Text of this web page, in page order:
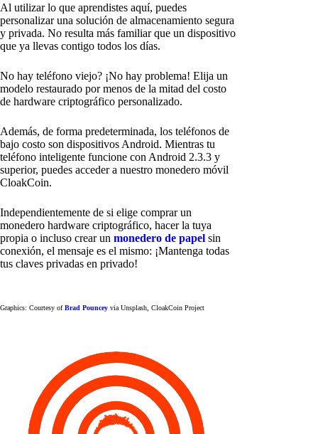
Al utilizar lo que aprendistes aquí, puedes
personalizar una solución de almacenamiento segura
y privada. No resulta más familiar que un dispositivo
que ya llevas contigo todos los días.
No hay teléfono viejo? ¡No hay problema! Elija un
modelo restaurado por menos de la mitad del costo
de hardware criptográfico personalizado.
Además, de forma predeterminada, los teléfonos de
bajo costo son dispositivos Android. Mientras tu
teléfono inteligente funcione con Android 2.3.3 y
superior, puedes acceder a nuestro monedero móvil
CloakCoin.
Independientemente de si elige comprar un
monedero hardware criptográfico, hacer la tuya
propia o incluso crear un monedero de papel sin
conexión, el mensaje es el mismo: ¡Mantenga todas
tus claves privadas en privado!
Graphics: Courtesy ofBrad Pouncey via Unsplash, CloakCoin Project